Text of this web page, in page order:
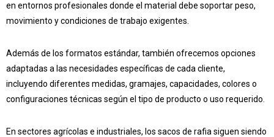
en entornos profesionales donde el material debe soportar peso,
movimiento y condiciones de trabajo exigentes.
Además de los formatos estándar, también ofrecemos opciones
adaptadas a las necesidades específicas de cada cliente,
incluyendo diferentes medidas, gramajes, capacidades, colores o
configuraciones técnicas según el tipo de producto o uso requerido.
En sectores agrícolas e industriales, los sacos de rafia siguen siendo